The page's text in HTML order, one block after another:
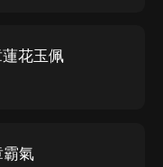
花玉佩
氣